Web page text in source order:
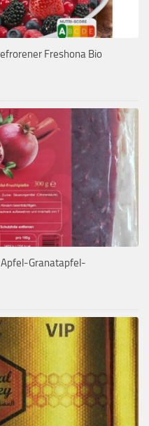
Freshona Bio
Apfel-Granatapfel-